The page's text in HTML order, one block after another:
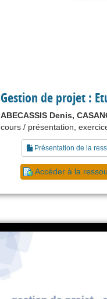
Gestion de projet :
ABECASSIS Denis,
cours / présentation,
Présentation de la
Accéder à la